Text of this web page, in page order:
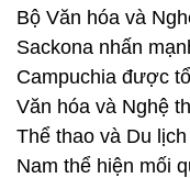
Bộ Văn hóa và
Sackona nhấn
Campuchia được
Văn hóa và Nghệ
Thể thao và Du
Nam thể hiện mối